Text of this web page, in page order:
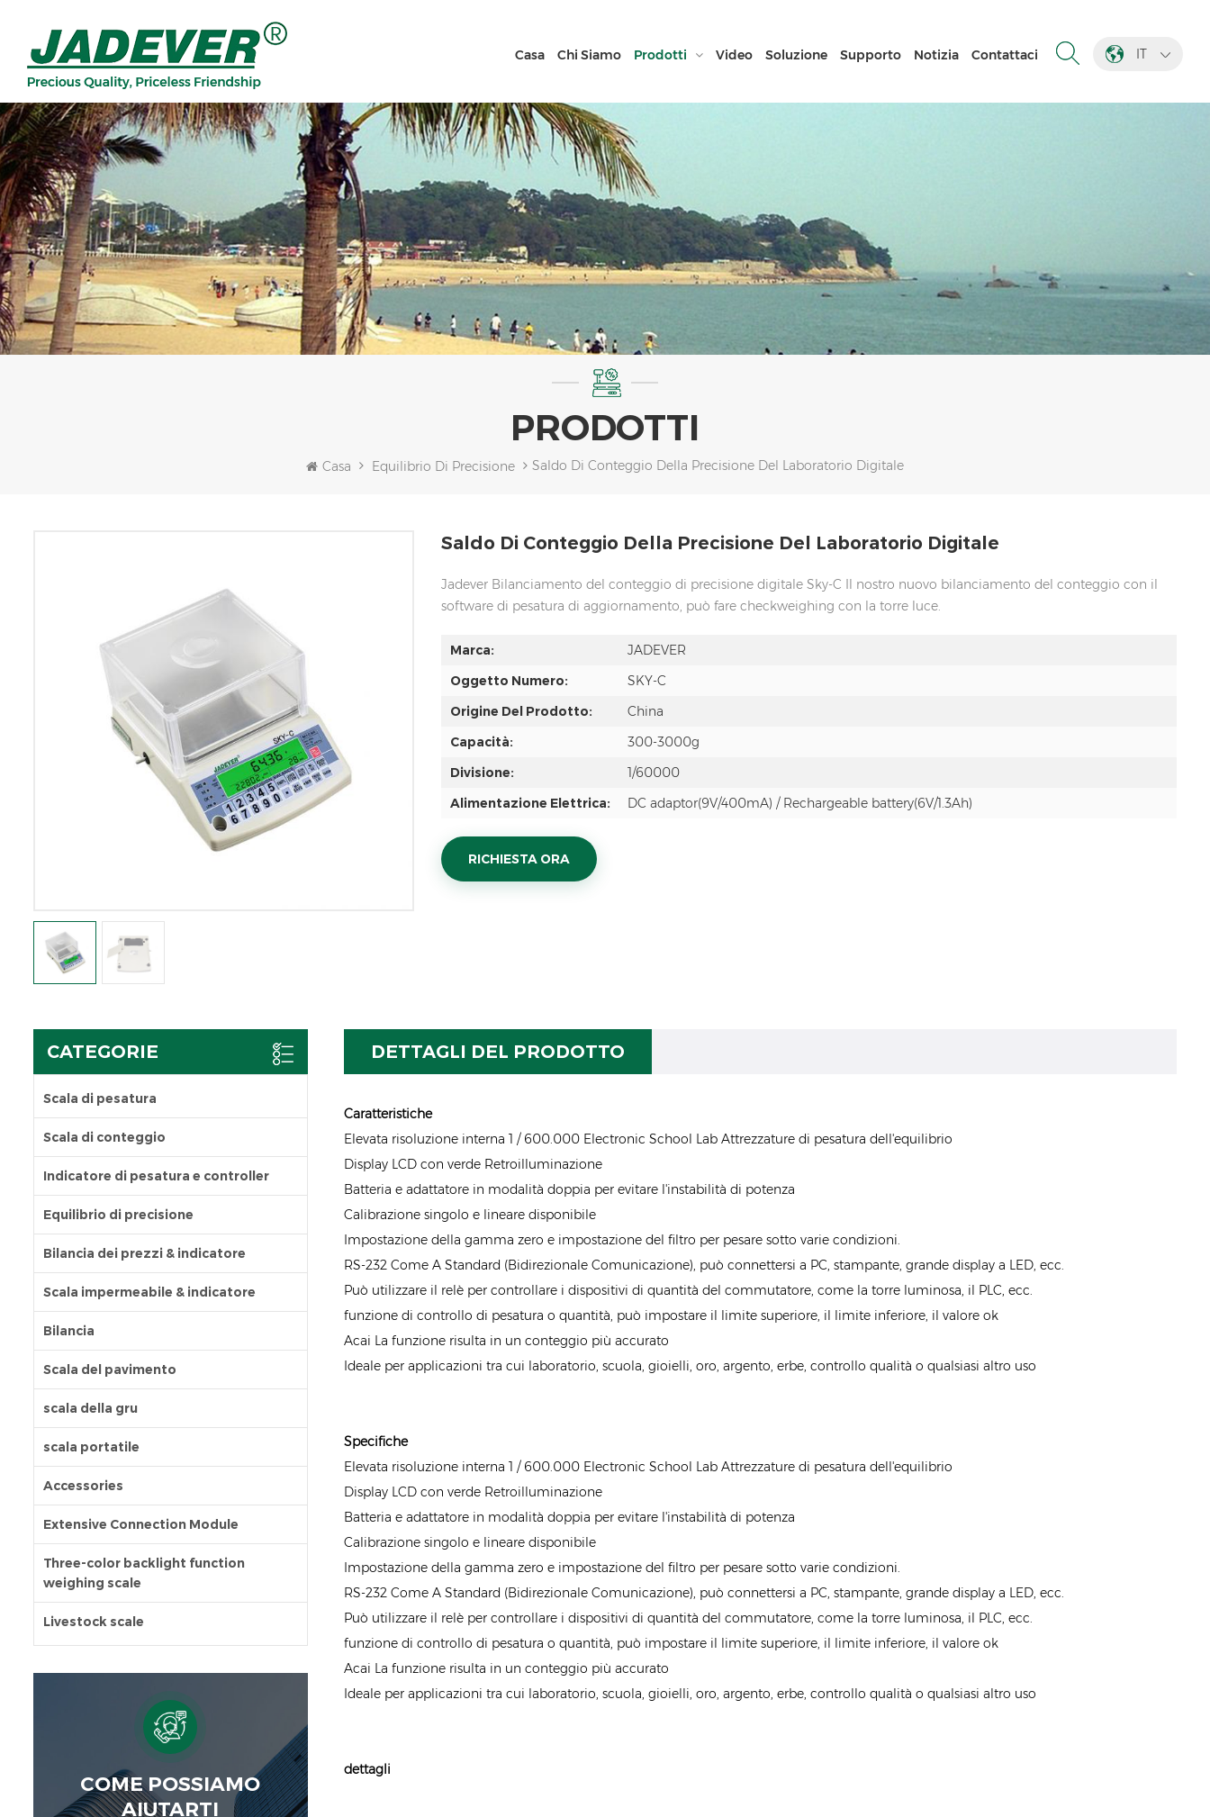
IT
Casa Chi Siamo Prodotti Video Soluzione Supporto Notizia Contattaci
PRODOTTI
Casa Equilibrio Di Precisione Saldo Di Conteggio Della Precisione Del Laboratorio Digitale
Saldo Di Conteggio Della Precisione Del Laboratorio Digitale
Jadever Bilanciamento del conteggio di precisione digitale Sky-C Il nostro nuovo bilanciamento del conteggio con il
software di pesatura di aggiornamento, può fare checkweighing con la torre luce.
Marca:
JADEVER
Oggetto Numero:
SKY-C
Origine Del Prodotto:
China
Capacità:
300-3000g
Divisione:
1/60000
Alimentazione Elettrica:
DC adaptor(9V/400mA) / Rechargeable battery(6V/1.3Ah)
RICHIESTA ORA
CATEGORIE
Scala di pesatura
Scala di conteggio
Indicatore di pesatura e controller
Equilibrio di precisione
Bilancia dei prezzi & indicatore
Scala impermeabile & indicatore
Bilancia
Scala del pavimento
scala della gru
scala portatile
Accessories
Extensive Connection Module
Three-color backlight function
weighing scale
Livestock scale
COME POSSIAMO
AIUTARTI
DETTAGLI DEL PRODOTTO
Caratteristiche
Elevata risoluzione interna 1 / 600.000 Electronic School Lab Attrezzature di pesatura dell'equilibrio
Display LCD con verde Retroilluminazione
Batteria e adattatore in modalità doppia per evitare l'instabilità di potenza
Calibrazione singolo e lineare disponibile
Impostazione della gamma zero e impostazione del filtro per pesare sotto varie condizioni.
RS-232 Come A Standard (Bidirezionale Comunicazione), può connettersi a PC, stampante, grande display a LED, ecc.
Può utilizzare il relè per controllare i dispositivi di quantità del commutatore, come la torre luminosa, il PLC, ecc.
funzione di controllo di pesatura o quantità, può impostare il limite superiore, il limite inferiore, il valore ok
Acai La funzione risulta in un conteggio più accurato
Ideale per applicazioni tra cui laboratorio, scuola, gioielli, oro, argento, erbe, controllo qualità o qualsiasi altro uso
Specifiche
Elevata risoluzione interna 1 / 600.000 Electronic School Lab Attrezzature di pesatura dell'equilibrio
Display LCD con verde Retroilluminazione
Batteria e adattatore in modalità doppia per evitare l'instabilità di potenza
Calibrazione singolo e lineare disponibile
Impostazione della gamma zero e impostazione del filtro per pesare sotto varie condizioni.
RS-232 Come A Standard (Bidirezionale Comunicazione), può connettersi a PC, stampante, grande display a LED, ecc.
Può utilizzare il relè per controllare i dispositivi di quantità del commutatore, come la torre luminosa, il PLC, ecc.
funzione di controllo di pesatura o quantità, può impostare il limite superiore, il limite inferiore, il valore ok
Acai La funzione risulta in un conteggio più accurato
Ideale per applicazioni tra cui laboratorio, scuola, gioielli, oro, argento, erbe, controllo qualità o qualsiasi altro uso
dettagli